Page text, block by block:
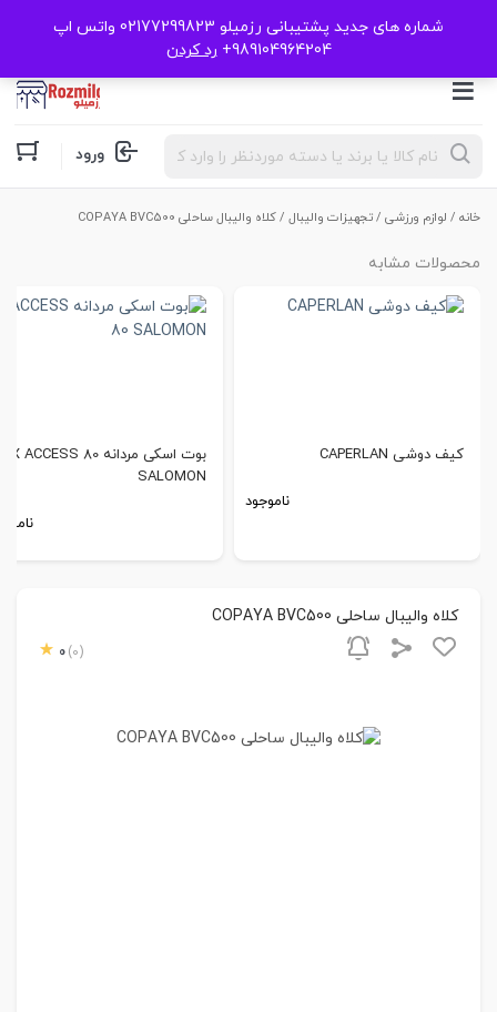
شماره های جدید پشتیبانی رزمیلو 02177299823 واتس اپ
989104964204+
رد کردن
Products
search ورود
خانه / لوازم ورزشی /تجهیزات والیبال / کلاه والیبال ساحلی COPAYA BVC500
محصولات مشابه
کیف دوشی CAPERLAN
ناموجود
بوت اسکی مردانه X ACCESS 80
SALOMON
کلاه والیبال ساحلی COPAYA BVC500
0 (0)